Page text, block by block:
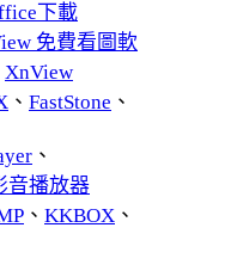
下載
免費看圖軟
XnView
、 FastStone 、
、
音播放器
、 KKBOX 、